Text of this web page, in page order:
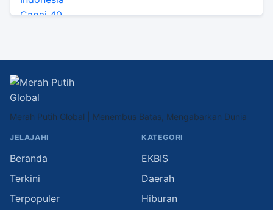
Merah Putih Global | Menembus Batas, Mengabarkan Dunia
JELAJAHI
Beranda
Terkini
Terpopuler
KATEGORI
EKBIS
Daerah
Hiburan